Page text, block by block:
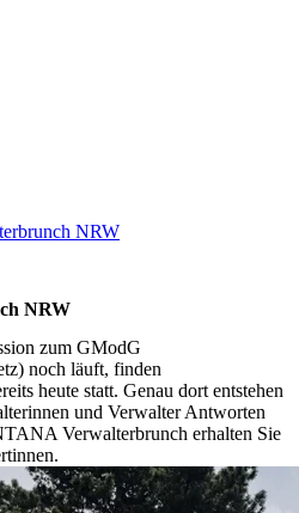
NRW
NRW
zum GModG
noch läuft, finden
heute statt. Genau dort entstehen
und Verwalter Antworten
Verwalterbrunch erhalten Sie